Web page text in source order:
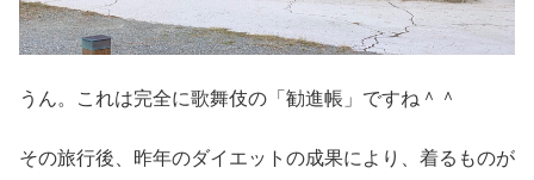
うん。これは完全に歌舞伎の「勧進帳」ですね＾＾
その旅行後、昨年のダイエットの成果により、着るものが